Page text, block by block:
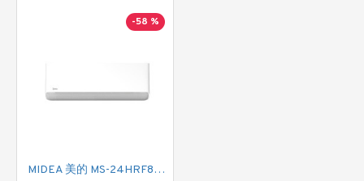
-58 %
MIDEA 美的 MS-24HRF8E 二匹半 變頻冷暖掛牆分體式冷氣機 (附遙控)